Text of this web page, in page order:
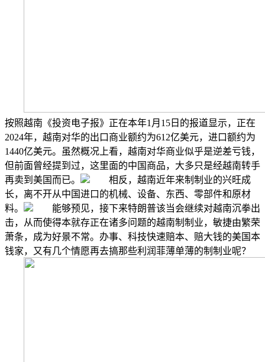
按照越南《投资电子报》正在本年1月15日的报道显示，正在
2024年，越南对华的出口商业额约为612亿美元，进口额约为
1440亿美元。虽然概况上看，越南对华商业似乎是逆差亏钱，
但前面曾经提到过，这里面的中国商品，大多只是经越南转手
再卖到美国而已。
相反，越南近年来制制业的兴旺成
长，离不开从中国进口的机械、设备、东西、零部件和原材
料。
能够预见，接下来特朗普该当会继续对越南沉拳出
击，从而使得本就存正在诸多问题的越南制制业，敏捷由繁荣
萧条，成为好景不常。办事、科技快速赔本、赔大钱的美国本
钱家，又有几个情愿再去搞那些利润菲薄单薄的制制业呢？